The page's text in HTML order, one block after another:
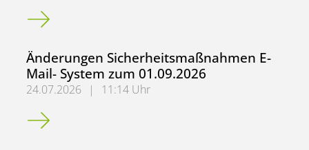
Limitierung externer Zugriffe auf git.uni-wuppertal.de
Änderungen Sicherheitsmaßnahmen E-
Mail- System zum 01.09.2026
24.07.2026 |
11:14 Uhr
Änderungen Sicherheitsmaßnahmen E-Mail- System zum